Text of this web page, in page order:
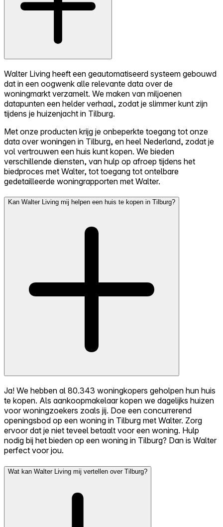
Walter Living heeft een geautomatiseerd systeem gebouwd
dat in een oogwenk alle relevante data over de
woningmarkt verzamelt. We maken van miljoenen
datapunten een helder verhaal, zodat je slimmer kunt zijn
tijdens je huizenjacht in Tilburg.
Met onze producten krijg je onbeperkte toegang tot onze
data over woningen in Tilburg, en heel Nederland, zodat je
vol vertrouwen een huis kunt kopen. We bieden
verschillende diensten, van hulp op afroep tijdens het
biedproces met Walter, tot toegang tot ontelbare
gedetailleerde woningrapporten met Walter.
Kan Walter Living mij helpen een huis te kopen in Tilburg?
Ja! We hebben al 80.343 woningkopers geholpen hun huis
te kopen. Als aankoopmakelaar kopen we dagelijks huizen
voor woningzoekers zoals jij. Doe een concurrerend
openingsbod op een woning in Tilburg met Walter. Zorg
ervoor dat je niet teveel betaalt voor een woning. Hulp
nodig bij het bieden op een woning in Tilburg? Dan is Walter
perfect voor jou.
Wat kan Walter Living mij vertellen over Tilburg?